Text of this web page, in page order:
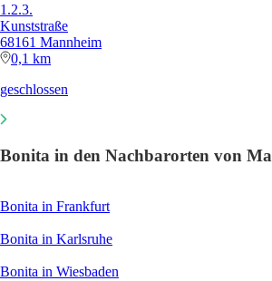
1.2.3.
Kunststraße
68161 Mannheim
0,1 km
geschlossen
Bonita in den Nachbarorten von
Bonita in Frankfurt
Bonita in Karlsruhe
Bonita in Wiesbaden